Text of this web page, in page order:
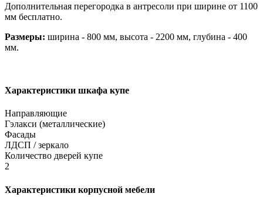
Дополнительная перегородка в антресоли при ширине от 1100
мм бесплатно.
Размеры: ширина - 800 мм, высота - 2200 мм, глубина - 400
мм.
Характеристики шкафа купе
Направляющие
Гэлакси (металлические)
Фасады
ЛДСП / зеркало
Количество дверей купе
2
Характеристики корпусной мебели